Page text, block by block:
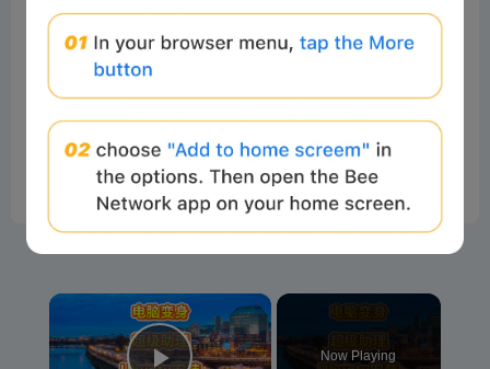
×
Now Playing